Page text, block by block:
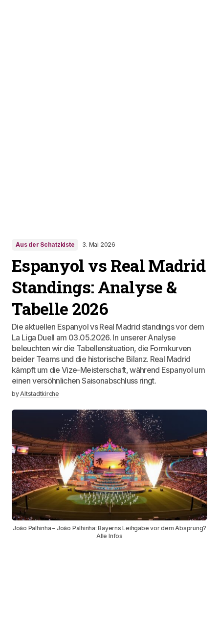
Aus der Schatzkiste 3. Mai 2026
Espanyol vs Real Madrid
Standings: Analyse &
Tabelle 2026
Die aktuellen Espanyol vs Real Madrid standings vor dem
La Liga Duell am 03.05.2026. In unserer Analyse
beleuchten wir die Tabellensituation, die Formkurven
beider Teams und die historische Bilanz. Real Madrid
kämpft um die Vize-Meisterschaft, während Espanyol um
einen versöhnlichen Saisonabschluss ringt.
byAltstadtkirche
João Palhinha – João Palhinha: Bayerns Leihgabe vor dem Absprung?
Alle Infos